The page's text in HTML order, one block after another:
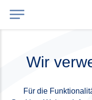
Wir
Für die